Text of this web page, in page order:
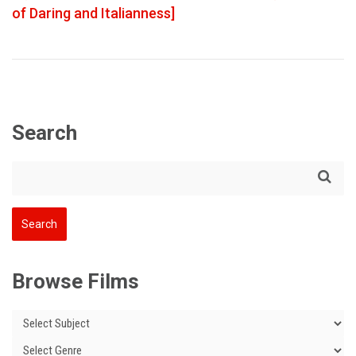
of Daring and Italianness]
Search
Browse Films